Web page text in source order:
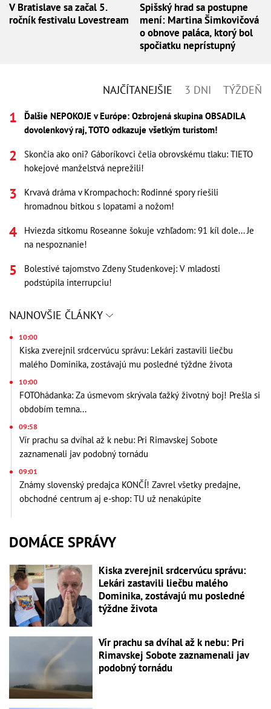
V Bratislave sa začal 5.
ročník festivalu Lovestream
Spišský hrad sa postupne
mení: Martina Šimkovičová
o obnove paláca, ktorý bol
spočiatku neprístupný
NAJČÍTANEJŠIE 3 DNI TÝŽDEŇ
Ďalšie NEPOKOJE v Európe: Ozbrojená skupina OBSADILA
dovolenkový raj, TOTO odkazuje všetkým turistom!
Skončia ako oni? Gáboríkovci čelia obrovskému tlaku: TIETO
hokejové manželstvá neprežili!
Krvavá dráma v Krompachoch: Rodinné spory riešili
hromadnou bitkou s lopatami a nožom!
Hviezda sitkomu Roseanne šokuje vzhľadom: 91 kíl dole... Je
na nespoznanie!
Bolestivé tajomstvo Zdeny Studenkovej: V mladosti
podstúpila interrupciu!
NAJNOVŠIE ČLÁNKY
10:00
Kiska zverejnil srdcervúcu správu: Lekári zastavili liečbu
malého Dominika, zostávajú mu posledné týždne života
10:00
FOTOhádanka: Za úsmevom skrývala ťažký životný boj! Prešla si
obdobím temna...
09:58
Vír prachu sa dvíhal až k nebu: Pri Rimavskej Sobote
zaznamenali jav podobný tornádu
09:01
Známy slovenský predajca KONČÍ! Zavrel všetky predajne,
obchodné centrum aj e-shop: TU už nenakúpite
DOMÁCE SPRÁVY
Kiska zverejnil srdcervúcu správu:
Lekári zastavili liečbu malého
Dominika, zostávajú mu posledné
týždne života
Vír prachu sa dvíhal až k nebu: Pri
Rimavskej Sobote zaznamenali jav
podobný tornádu